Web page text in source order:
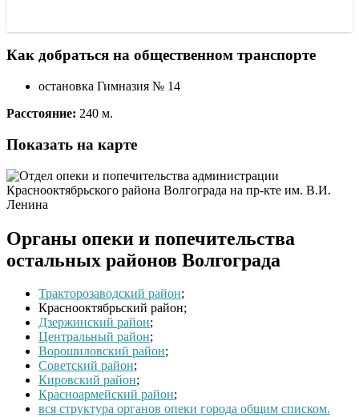
Как добраться на общественном транспорте
остановка Гимназия № 14
Расстояние: 240 м.
Показать на карте
Органы опеки и попечительства
остальных районов Волгограда
Тракторозаводский район;
Краснооктябрьский район;
Дзержинский район;
Центральный район;
Ворошиловский район;
Советский район;
Кировский район;
Красноармейский район;
вся структура органов опеки города общим списком.